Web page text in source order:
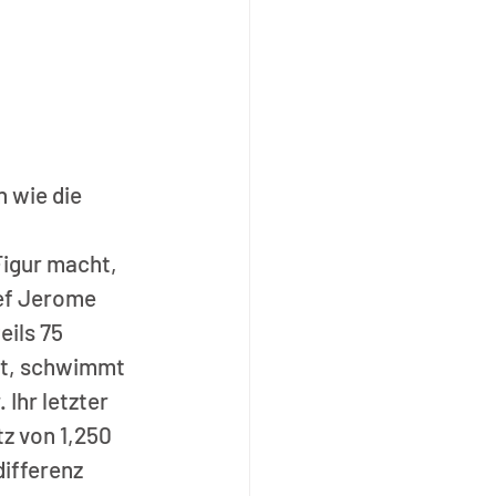
wie die
macht,
Jerome
75
schwimmt
Ihr letzter
von 1,250